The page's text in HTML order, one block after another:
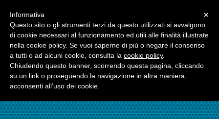
☎324.7403485
×
Informativa
Questo sito o gli strumenti terzi da questo utilizzati si avvalgono
di cookie necessari al funzionamento ed utili alle finalità illustrate
nella cookie policy. Se vuoi saperne di più o negare il consenso
a tutti o ad alcuni cookie, consulta la cookie policy.
Chiudendo questo banner, scorrendo questa pagina, cliccando
su un link o proseguendo la navigazione in altra maniera,
acconsenti all’uso dei cookie.